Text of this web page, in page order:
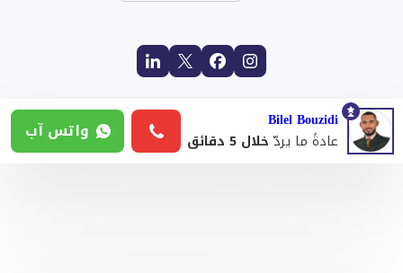
Bilel Bouzidi
عادةً ما يردّخلال 5 دقائق واتس آب